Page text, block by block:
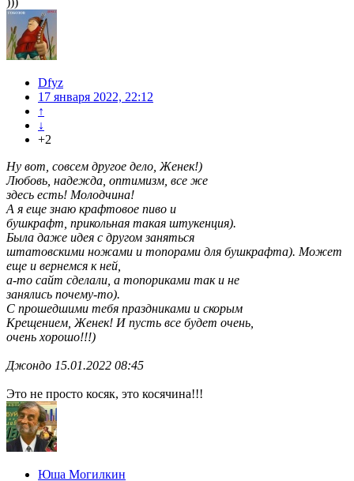
Dfyz
17 января 2022, 22:12
↑
↓
+2
Ну вот, совсем другое дело, Женек!)
Любовь, надежда, оптимизм, все же
здесь есть! Молодчина!
А я еще знаю крафтовое пиво и
бушкрафт, прикольная такая штукенция).
Была даже идея с другом заняться
штатовскими ножами и топорами для бушкрафта). Может
еще и вернемся к ней,
а-то сайт сделали, а топориками так и не
занялись почему-то).
С прошедшими тебя праздниками и скорым
Крещением, Женек! И пусть все будет очень,
очень хорошо!!!)
Джондо 15.01.2022 08:45
Это не просто косяк, это косячина!!!
Юша Могилкин